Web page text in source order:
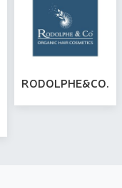
RODOLPHE&CO.